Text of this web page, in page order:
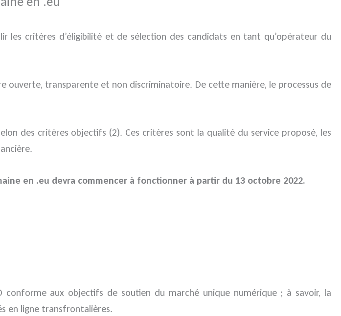
les critères d’éligibilité et de sélection des candidats en tant qu’opérateur du
ouverte, transparente et non discriminatoire. De cette manière, le processus de
des critères objectifs (2). Ces critères sont la qualité du service proposé, les
en .eu devra commencer à fonctionner à partir du 13 octobre 2022.
aux objectifs de soutien du marché unique numérique ; à savoir, la
en ligne transfrontalières.